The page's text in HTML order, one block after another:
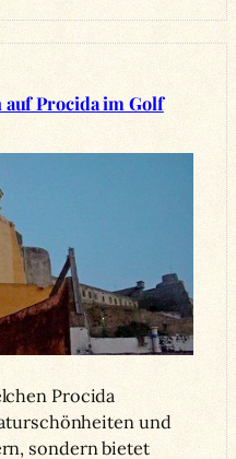
Procida im Golf
Procida
und
sondern bietet